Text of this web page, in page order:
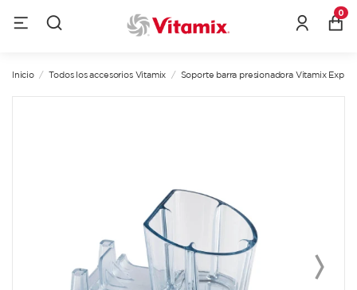
0
Inicio Todos los accesorios Vitamix Soporte barra presionadora Vitamix